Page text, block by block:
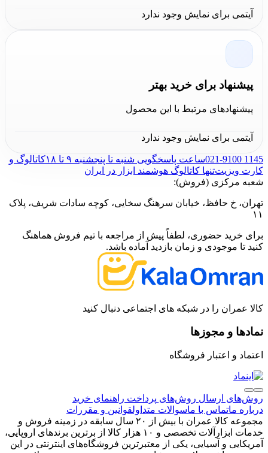
دریافت محصول اصل و با کیفیت، از خدمات پس از فروش
حرفه‌ای و پشتیبانی عالی بهره‌مند خواهید شد.
آیتمی برای نمایش وجود ندارد
پیشنهاد برای خرید بهتر
پیشنهادهای مرتبط با این محصول
آیتمی برای نمایش وجود ندارد
021-9100 1145ساعت پاسخگویی شنبه تا پنجشنبه ۹ تا ۱۸
کاتالوگ و
کارت ویزیتتنها کاتالوگ هوشمند ابزار در ایران
شعبه مرکزی (فروش):
تهران، خ حافظ، خیابان سرهنگ سخایی، کوچه سادات شریف، پلاک
۱۱
برای خرید حضوری، لطفاً پیش از مراجعه با تیم فروش هماهنگ
کنید تا موجودی و زمان بازدید آماده باشد.
کالا عمران را در شبکه های اجتماعی دنبال کنید
نمادها و مجوزها
اعتماد و اعتبار فروشگاه
روش‌های ارسال روش‌های پرداخت راهنمای خرید
درباره ماتماس با ماسوالات متداولقوانین و مقررات
مجموعه کالا عمران با بیش از ۲۰ سال سابقه در زمینه فروش و
خدمات ابزارآلات تخصصی و ۱۰ هزار کالا از برترین برندهای اروپایی،
آمریکایی و آسیایی، یکی از معتبرترین فروشگاه‌های اینترنتی در این